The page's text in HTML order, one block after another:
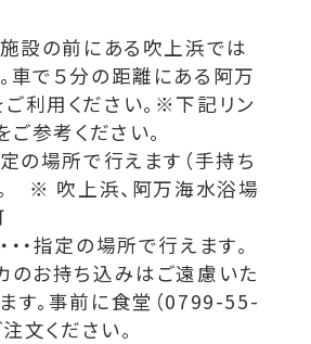
施設の前にある吹上浜では
車で５分の距離にある阿万
利用ください。※下記リン
参考ください。
定の場所で行えます（手持ち
※ 吹上浜、阿万海水浴場
・・指定の場所で行えます。
のお持ち込みはご遠慮いた
す。事前に食堂（0799-55-
文ください。